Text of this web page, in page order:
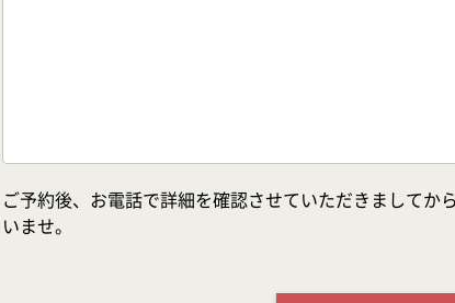
ご予約後、お電話で詳細を確認させていただきまして
いませ。